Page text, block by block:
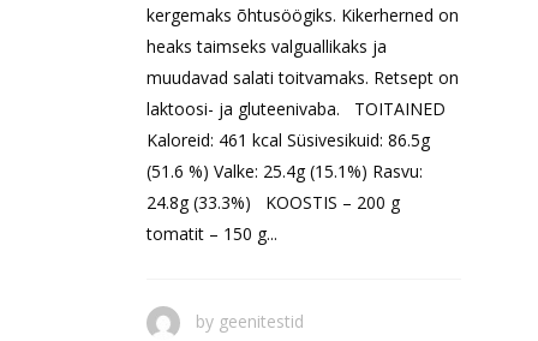
kergemaks õhtusöögiks. Kikerherned on
heaks taimseks valguallikaks ja
muudavad salati toitvamaks. Retsept on
laktoosi- ja gluteenivaba. TOITAINED
Kaloreid: 461 kcal Süsivesikuid: 86.5g
(51.6 %) Valke: 25.4g (15.1%) Rasvu:
24.8g (33.3%) KOOSTIS – 200 g
tomatit – 150 g...
by geenitestid